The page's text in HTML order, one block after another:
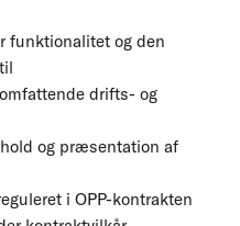
funktionalitet og den
drifts- og
og præsentation af
i OPP-kontrakten